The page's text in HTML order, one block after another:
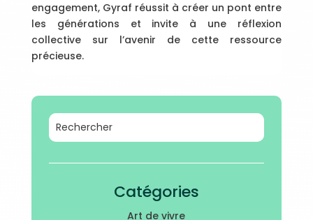
engagement, Gyraf réussit à créer un pont entre
les générations et invite à une réflexion
collective sur l’avenir de cette ressource
précieuse.
Catégories
Art de vivre